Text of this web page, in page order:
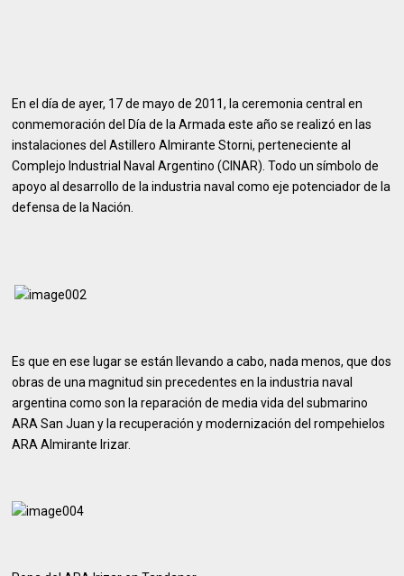
En el día de ayer, 17 de mayo de 2011, la ceremonia central en
conmemoración del Día de la Armada este año se realizó en las
instalaciones del Astillero Almirante Storni, perteneciente al
Complejo Industrial Naval Argentino (CINAR). Todo un símbolo de
apoyo al desarrollo de la industria naval como eje potenciador de la
defensa de la Nación.
Es que en ese lugar se están llevando a cabo, nada menos, que dos
obras de una magnitud sin precedentes en la industria naval
argentina como son la reparación de media vida del submarino
ARA San Juan y la recuperación y modernización del rompehielos
ARA Almirante Irizar.